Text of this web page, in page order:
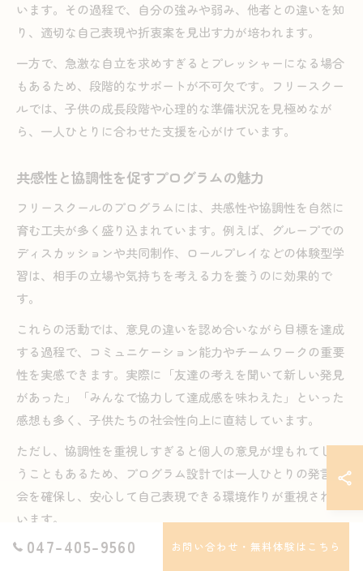
います。その過程で、自分の強みや弱み、他者との違いを知
り、適切な自己表現や折衷案を見出す力が培われます。
一方で、急激な自立を求めすぎるとプレッシャーになる場合
もあるため、段階的なサポートが不可欠です。フリースクー
ルでは、子供の成長段階や心理的な準備状況を見極めなが
ら、一人ひとりに合わせた支援を心がけています。
共感性と協調性を促すプログラムの魅力
フリースクールのプログラムには、共感性や協調性を自然に
育む工夫が多く盛り込まれています。例えば、グループでの
ディスカッションや共同制作、ロールプレイなどの体験型学
習は、相手の立場や気持ちを考える力を養うのに効果的で
す。
これらの活動では、意見の違いを認め合いながら目標を達成
する過程で、コミュニケーション能力やチームワークの重要
性を実感できます。実際に「友達の考えを聞いて新しい発見
があった」「みんなで協力して達成感を味わえた」といった
感想も多く、子供たちの社会性向上に直結しています。
ただし、協調性を重視しすぎると個人の意見が埋もれてしま
うこともあるため、プログラム設計では一人ひとりの発言機
会を確保し、安心して自己表現できる環境作りが重視されて
います。
047-405-9560 お問い合わせ・無料体験はこちら